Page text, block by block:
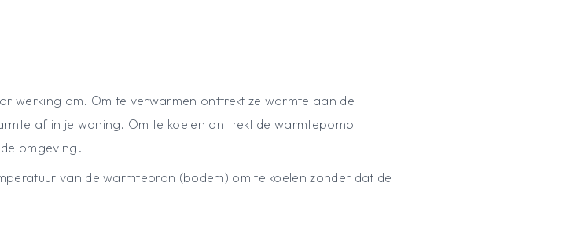
werking om. Om te verwarmen onttrekt ze warmte aan de
af in je woning. Om te koelen onttrekt de warmtepomp
omgeving.
van de warmtebron (bodem) om te koelen zonder dat de